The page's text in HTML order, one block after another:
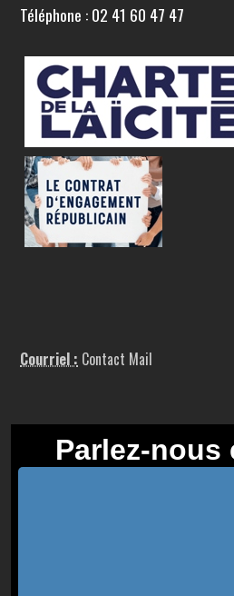
Téléphone : 02 41 60 47 47
Courriel : Contact Mail